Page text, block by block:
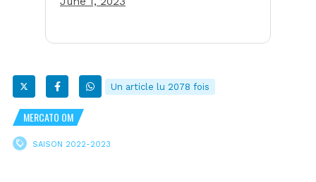
Un article lu 2078 fois
MERCATO OM
SAISON 2022-2023